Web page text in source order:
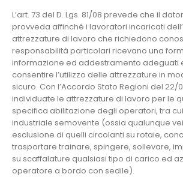
L’art. 73 del D. Lgs. 81/08 prevede che il
provveda affinché i lavoratori incaricati
attrezzature di lavoro che richiedono
responsabilità particolari ricevano una
informazione ed addestramento adeguati
consentire l’utilizzo delle attrezzature in
sicuro. Con l’Accordo Stato Regioni del 22/
individuate le attrezzature di lavoro per le
specifica abilitazione degli operatori, tra
industriale semovente (ossia qualunque
esclusione di quelli circolanti su rotaie,
trasportare trainare, spingere, sollevare,
su scaffalature qualsiasi tipo di carico ed
operatore a bordo con sedile).